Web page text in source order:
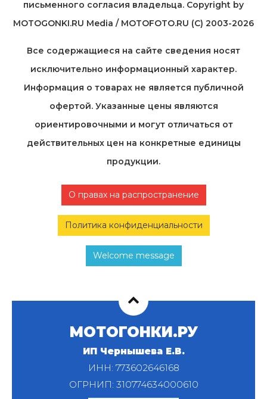
письменного согласия владельца. Copyright by
MOTOGONKI.RU Media / MOTOFOTO.RU (C) 2003-2026
Все содержащиеся на cайте сведения носят
исключительно информационный характер.
Информация о товарах не является публичной
офертой. Указанные цены являются
ориентировочными и могут отличаться от
действительных цен на конкретные единицы
продукции.
О правах на распространение
Политика конфиденциальности
Welcome message
МОТОГОНКИ.РУ
ИП Чернышева Е.В.
ИНН: 773602646168
ОГРНИП: 310774634000610